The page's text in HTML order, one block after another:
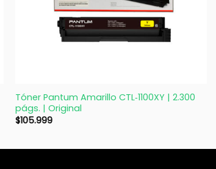
Tóner Pantum Amarillo CTL‑1100XY | 2.300
págs. | Original
$105.999